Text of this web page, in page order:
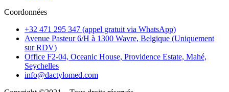
Coordonnées
+32 471 295 347 (appel gratuit via WhatsApp)
Avenue Pasteur 6/H à 1300 Wavre, Belgique (Uniquement
sur RDV)
Office F2-04, Oceanic House, Providence Estate, Mahé,
Seychelles
info@dactylomed.com